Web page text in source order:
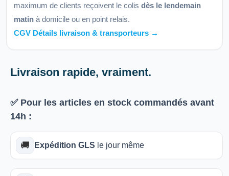
maximum de clients reçoivent le colis dès le lendemain
matin à domicile ou en point relais.
CGV Détails livraison & transporteurs →
Livraison rapide, vraiment.
✅ Pour les articles en stock commandés avant
14h :
🚚 Expédition GLS le jour même